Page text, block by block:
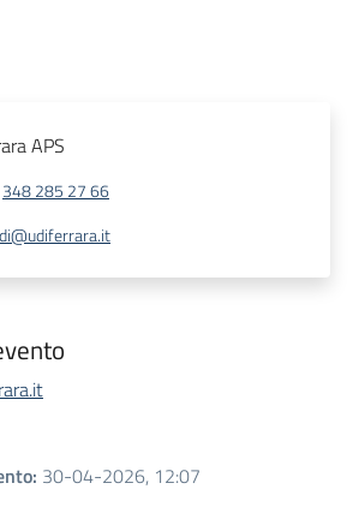
APS
348 285 27 66
: 30-04-2026, 12:07